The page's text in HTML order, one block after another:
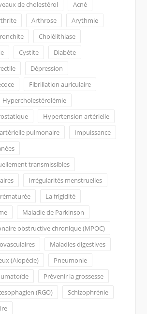
de cholestérol
Acné
Arthrose
Arythmie
Cholélithiase
Cystite
Diabète
Dépression
Fibrillation auriculaire
Hypercholestérolémie
Hypertension artérielle
pulmonaire
Impuissance
transmissibles
Irrégularités menstruelles
La frigidité
Maladie de Parkinson
obstructive chronique (MPOC)
Maladies digestives
(Alopécie)
Pneumonie
Prévenir la grossesse
(RGO)
Schizophrénie